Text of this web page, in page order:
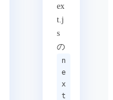
ex
t.j
s
の
n
e
x
t